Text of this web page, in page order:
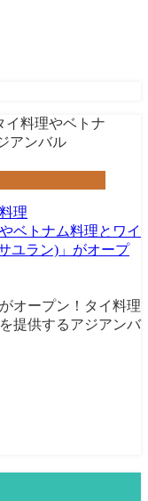
理
ベトナム料理とワイ
ユラン)」がオープ
オープン！タイ料理
提供するアジアンバ